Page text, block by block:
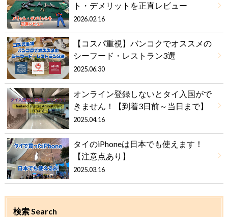
ト・デメリットを正直レビュー
2026.02.16
【コスパ重視】バンコクでオススメの
シーフード・レストラン3選
2025.06.30
オンライン登録しないとタイ入国がで
きません！【到着3日前～当日まで】
2025.04.16
タイのiPhoneは日本でも使えます！
【注意点あり】
2025.03.16
検索 Search